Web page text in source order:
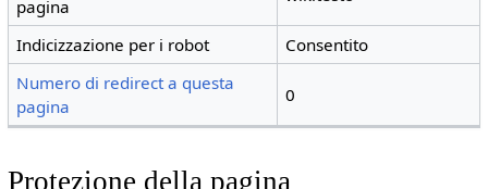
pagina
Indicizzazione per i robot
Consentito
Numero di redirect a questa
pagina
0
Protezione della pagina